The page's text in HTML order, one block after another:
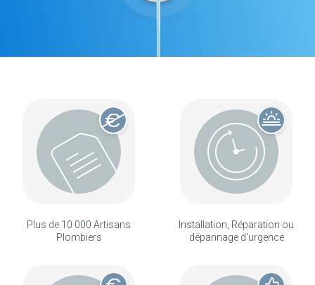
Plus de 10 000 Artisans
Plombiers
Installation, Réparation ou
dépannage d'urgence